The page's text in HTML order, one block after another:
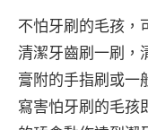
不怕牙刷的毛孩，
清潔牙齒刷一刷，
膏附的手指刷或一
寫害怕牙刷的毛孩